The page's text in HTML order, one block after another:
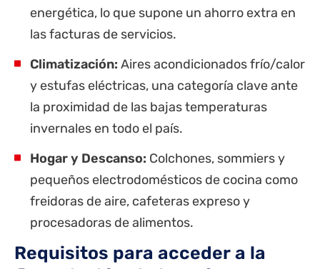
energética, lo que supone un ahorro extra en
las facturas de servicios.
Climatización: Aires acondicionados frío/calor
y estufas eléctricas, una categoría clave ante
la proximidad de las bajas temperaturas
invernales en todo el país.
Hogar y Descanso: Colchones, sommiers y
pequeños electrodomésticos de cocina como
freidoras de aire, cafeteras expreso y
procesadoras de alimentos.
Requisitos para acceder a la